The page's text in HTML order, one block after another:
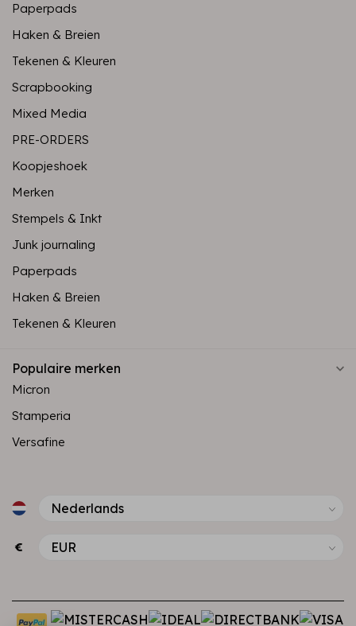
Paperpads
Haken & Breien
Tekenen & Kleuren
Scrapbooking
Mixed Media
PRE-ORDERS
Koopjeshoek
Merken
Stempels & Inkt
Junk journaling
Paperpads
Haken & Breien
Tekenen & Kleuren
Populaire merken
Micron
Stamperia
Versafine
€